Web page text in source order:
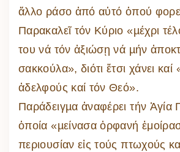
ἄλλο ράσο ἀπό αὐτό ὁπού
Παρακαλεῖ τόν Κύριο «µέχρι
του νά τόν ἀξιώσῃ νά µήν
σακκούλα», διότι ἔτσι χάνει καί
ἀδελφούς καί τόν Θεό».
Παράδειγµα ἀναφέρει τήν
ὁποία «µείνασα ὀρφανή
περιουσίαν εἰς τούς πτωχούς